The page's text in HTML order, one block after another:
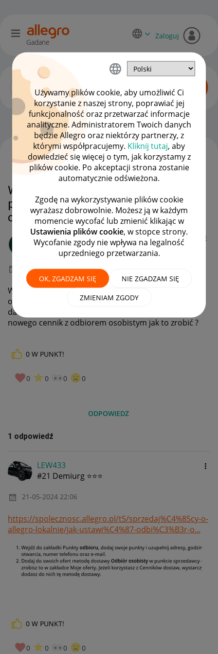
Używamy plików cookie, aby umożliwić Ci
korzystanie z naszej strony, poprawiać jej
funkcjonalność oraz przetwarzać informacje
analityczne. Administratorem Twoich danych
będzie Allegro oraz niektórzy partnerzy, z
którymi współpracujemy. Kliknij tutaj, aby
dowiedzieć się więcej o tym, jak korzystamy z
plików cookie. Po akceptacji strona zostanie
automatycznie odświeżona.
Zgodę na wykorzystywanie plików cookie
wyrażasz dobrowolnie. Możesz ją w każdym
momencie wycofać lub zmienić klikając w
Ustawienia plików cookie, w stopce strony.
Wycofanie zgody nie wpływa na legalność
uprzedniego przetwarzania.
OK, ZGADZAM SIĘ NIE ZGADZAM SIĘ
ZMIENIAM ZGODY
Gadane
Zaloguj
Zaawansowani sprzedawcy OPCJE
Witam chciałabym wystawić
produkt tylko z odbiorem
osobistym
ELEKTROFUKS
#9 Pomysłodawca
‎21-05-2024 21:55
Witam chciałbym wystawić produkt tylko z odbiorem
osobistym czy jest taka możliwość? Wprowadziłam
dane punktu odbioru ale nie mogę wprowadzić
nowego cennik z odbiorem osobistym jak to zrobić ?
0 W PUNKT!
0 0 0 0
ODPOWIEDZ
WSZYSTKIE TEMATY
1 odpowiedź
LEW433
#21 Demiurg ⭐⭐⭐
‎21-05-2024 22:06
https://spolecznosc.allegro.pl/t5/sprzedaj%C4%85cy-o-
allegro-lokalnie/jak-ustawi%C4%87-odbi%C3%B3r-o...
0 W PUNKT!
0 0 0 0